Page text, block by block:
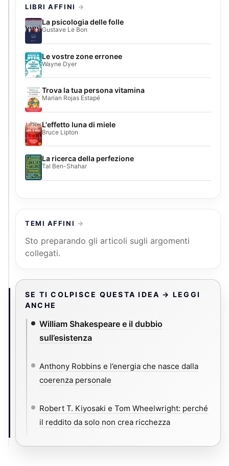
LIBRI AFFINI
La psicologia delle folle
Gustave Le Bon
Le vostre zone erronee
Wayne Dyer
Trova la tua persona vitamina
Marian Rojas Estapé
L'effetto luna di miele
Bruce Lipton
La ricerca della perfezione
Tal Ben-Shahar
TEMI AFFINI
Sto preparando gli articoli sugli argomenti
collegati.
SE TI COLPISCE QUESTA IDEA → LEGGI
ANCHE
William Shakespeare e il dubbio
sull’esistenza
Anthony Robbins e l’energia che nasce dalla
coerenza personale
Robert T. Kiyosaki e Tom Wheelwright: perché
il reddito da solo non crea ricchezza